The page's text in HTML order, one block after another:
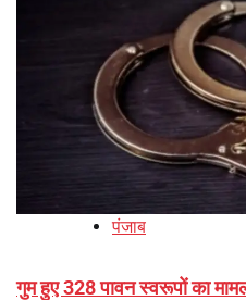
पंजाब
गुम हुए 328 पावन स्वरूपों का